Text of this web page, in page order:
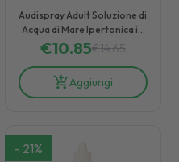
Audispray Adult Soluzione di
Acqua di Mare Ipertonica in
Spray 50 ml
€10.85€14.65
Aggiungi
- 21%